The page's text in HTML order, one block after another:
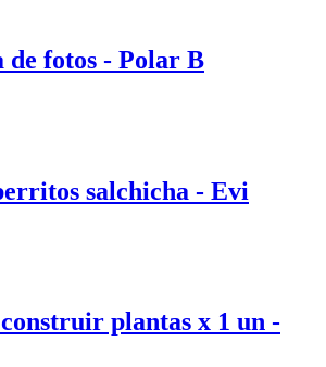
de fotos - Polar B
salchicha - Evi
plantas x 1 un -